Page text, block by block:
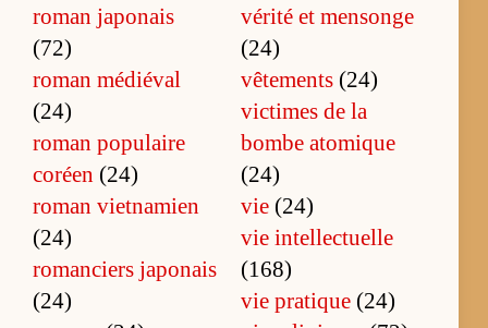
ro­man ja­po­nais
(72)
ro­man mé­dié­val
(24)
ro­man po­pu­laire
co­réen (24)
ro­man viet­na­mien
(24)
ro­man­ciers ja­po­nais
(24)
vé­rité et men­songe
(24)
vêtements (24)
vic­times de la
bombe ato­mique
(24)
vie (24)
vie in­tel­lec­tuelle
(168)
vie pra­tique (24)